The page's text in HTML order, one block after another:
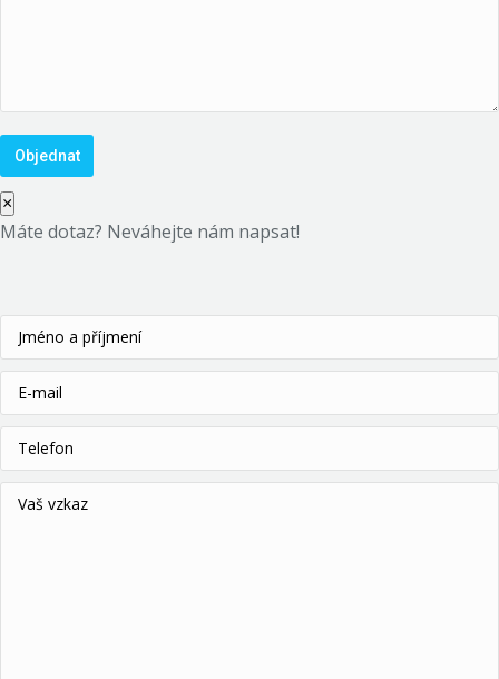
×
Máte dotaz? Neváhejte nám napsat!